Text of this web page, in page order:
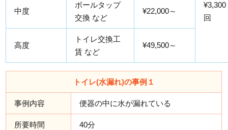
回
中度
ボールタップ
交換 など
¥22,000～
高度
トイレ交換工
賃 など
¥49,500～
トイレ(水漏れ)の事例１
事例内容 便器の中に水が漏れている
所要時間 40分